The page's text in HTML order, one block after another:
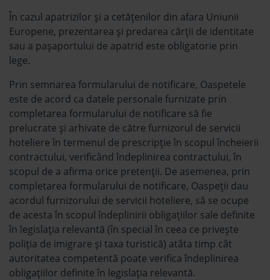
În cazul apatrizilor și a cetățenilor din afara Uniunii
Europene, prezentarea și predarea cărții de identitate
sau a pașaportului de apatrid este obligatorie prin
lege.
Prin semnarea formularului de notificare, Oaspetele
este de acord ca datele personale furnizate prin
completarea formularului de notificare să fie
prelucrate și arhivate de către furnizorul de servicii
hoteliere în termenul de prescripție în scopul încheierii
contractului, verificând îndeplinirea contractului, în
scopul de a afirma orice pretenții. De asemenea, prin
completarea formularului de notificare, Oaspeții dau
acordul furnizorului de servicii hoteliere, să se ocupe
de acesta în scopul îndeplinirii obligațiilor sale definite
în legislația relevantă (în special în ceea ce privește
poliția de imigrare și taxa turistică) atâta timp cât
autoritatea competentă poate verifica îndeplinirea
obligațiilor definite în legislația relevantă.